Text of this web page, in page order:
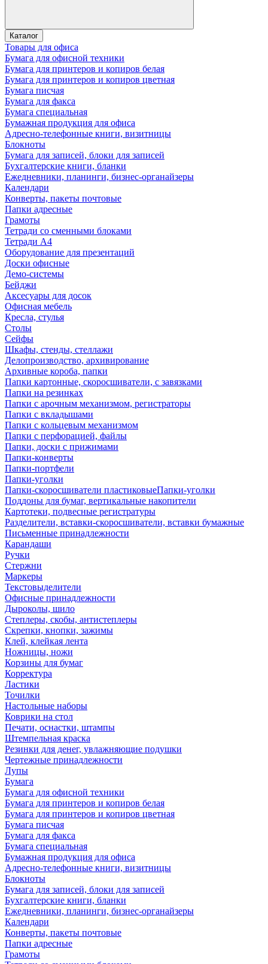
Каталог
Товары для офиса
Бумага для офисной техники
Бумага для принтеров и копиров белая
Бумага для принтеров и копиров цветная
Бумага писчая
Бумага для факса
Бумага специальная
Бумажная продукция для офиса
Адресно-телефонные книги, визитницы
Блокноты
Бумага для записей, блоки для записей
Бухгалтерские книги, бланки
Ежедневники, планинги, бизнес-органайзеры
Календари
Конверты, пакеты почтовые
Папки адресные
Грамоты
Тетради со сменными блоками
Тетради А4
Оборудование для презентаций
Доски офисные
Демо-системы
Бейджи
Аксесуары для досок
Офисная мебель
Кресла, стулья
Столы
Сейфы
Шкафы, стенды, стеллажи
Делопроизводство, архивирование
Архивные короба, папки
Папки картонные, скоросшиватели, с завязками
Папки на резинках
Папки с арочным механизмом, регистраторы
Папки с вкладышами
Папки с кольцевым механизмом
Папки с перфорацией, файлы
Папки, доски с прижимами
Папки-конверты
Папки-портфели
Папки-уголки
Папки-скоросшиватели пластиковыеПапки-уголки
Поддоны для бумаг, вертикальные накопители
Картотеки, подвесные регистратуры
Разделители, вставки-скоросшиватели, вставки бумажные
Письменные принадлежности
Карандаши
Ручки
Стержни
Маркеры
Текстовыделители
Офисные принадлежности
Дыроколы, шило
Степлеры, скобы, антистеплеры
Скрепки, кнопки, зажимы
Клей, клейкая лента
Ножницы, ножи
Корзины для бумаг
Корректура
Ластики
Точилки
Настольные наборы
Коврики на стол
Печати, оснастки, штампы
Штемпельная краска
Резинки для денег, увлажняющие подушки
Чертежные принадлежности
Лупы
Бумага
Бумага для офисной техники
Бумага для принтеров и копиров белая
Бумага для принтеров и копиров цветная
Бумага писчая
Бумага для факса
Бумага специальная
Бумажная продукция для офиса
Адресно-телефонные книги, визитницы
Блокноты
Бумага для записей, блоки для записей
Бухгалтерские книги, бланки
Ежедневники, планинги, бизнес-органайзеры
Календари
Конверты, пакеты почтовые
Папки адресные
Грамоты